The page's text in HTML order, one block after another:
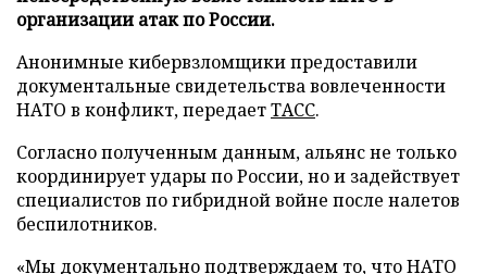
организации атак по России.
Анонимные кибервзломщики предоставили
документальные свидетельства вовлеченности
НАТО в конфликт, передаетТАСС.
Согласно полученным данным, альянс не только
координирует удары по России, но и задействует
специалистов по гибридной войне после налетов
беспилотников.
«Мы документально подтверждаем то, что НАТО